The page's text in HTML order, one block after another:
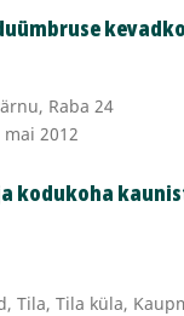
Raba 24
2012
kodukoha
Tila, Tila küla,